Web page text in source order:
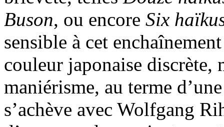
Buson, ou encore Six
sensible à cet
couleur japonaise discrète,
maniérisme, au terme
s’achève avec Wolfgang